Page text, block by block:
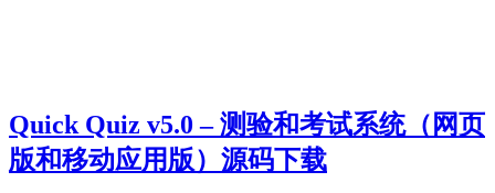
Quick Quiz v5.0 – 测验和考试系统（网页
版和移动应用版）源码下载